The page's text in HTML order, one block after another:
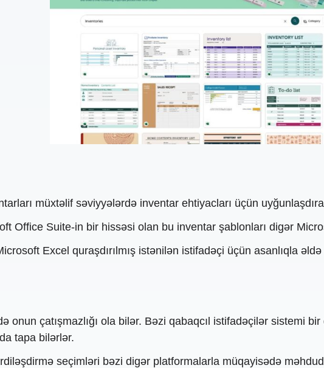
müxtəlif səviyyələrdə inventar ehtiyacları üçün
Office Suite-in bir hissəsi olan bu inventar şablonları digər
Excel quraşdırılmış istənilən istifadəçi üçün asanlıqla
onun çatışmazlığı ola bilər. Bəzi qabaqcıl istifadəçilər sistemi
tapa bilərlər.
seçimləri bəzi digər platformalarla müqayisədə